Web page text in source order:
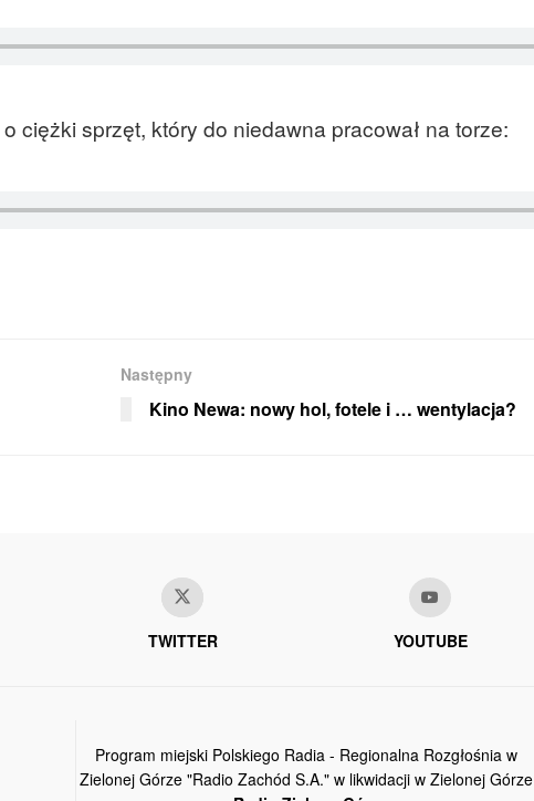
ciężki sprzęt, który do niedawna pracował na torze:
Następny
Kino Newa: nowy hol, fotele i … wentylacja?
TWITTER YOUTUBE
Program miejski Polskiego Radia - Regionalna Rozgłośnia w
Zielonej Górze "Radio Zachód S.A." w likwidacji w Zielonej Górze